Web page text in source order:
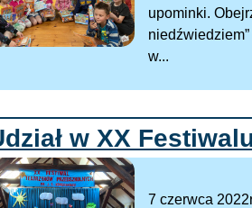
upominki.
w...
w XX
7 czerwca